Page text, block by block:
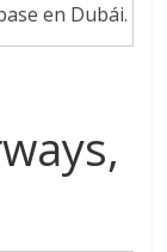
en Dubái.